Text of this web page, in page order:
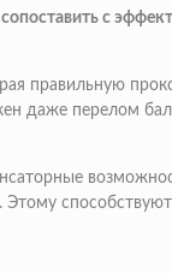
с
правильную
даже перелом
Этому